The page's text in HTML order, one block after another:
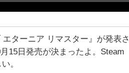
ターニア リマスター』が発表さ
15日発売が決まったよ。Steam
。